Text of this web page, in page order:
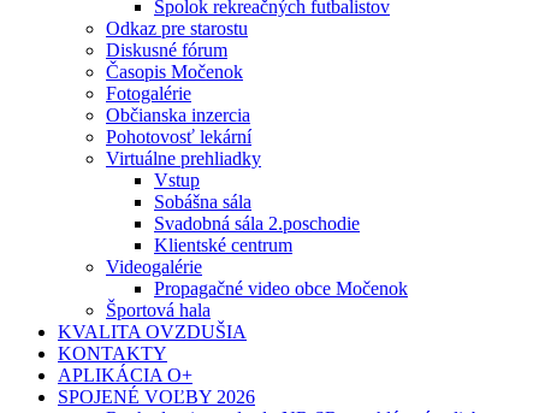
Spolok rekreačných futbalistov
Odkaz pre starostu
Diskusné fórum
Časopis Močenok
Fotogalérie
Občianska inzercia
Pohotovosť lekární
Virtuálne prehliadky
Vstup
Sobášna sála
Svadobná sála 2.poschodie
Klientské centrum
Videogalérie
Propagačné video obce Močenok
Športová hala
KVALITA OVZDUŠIA
KONTAKTY
APLIKÁCIA O+
SPOJENÉ VOĽBY 2026